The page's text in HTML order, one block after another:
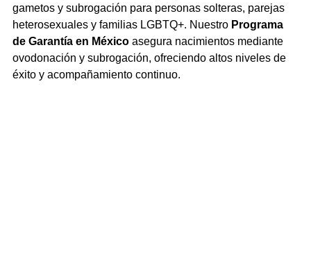
gametos y subrogación para personas solteras, parejas
heterosexuales y familias LGBTQ+. Nuestro Programa
de Garantía en México asegura nacimientos mediante
ovodonación y subrogación, ofreciendo altos niveles de
éxito y acompañamiento continuo.